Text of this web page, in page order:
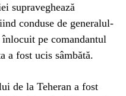
supraveghează
conduse de generalul-
pe comandantul
a fost ucis sâmbătă.
de la Teheran a fost